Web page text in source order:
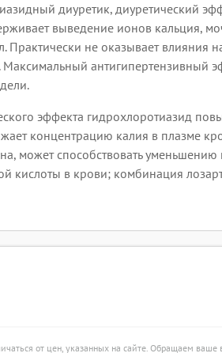
диуретик, диуретический
выведение ионов кальция,
Практически не оказывает влияния
антигипертензивный
эффекта гидрохлоротиазид
концентрацию калия в плазме
может способствовать
кислоты в крови; комбинация
от цен, указанных на сайте. Обращаем ваше